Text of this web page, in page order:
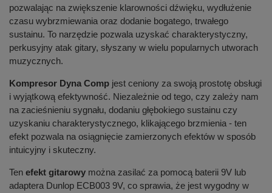
pozwalając na zwiększenie klarowności dźwięku, wydłużenie
czasu wybrzmiewania oraz dodanie bogatego, trwałego
sustainu. To narzędzie pozwala uzyskać charakterystyczny,
perkusyjny atak gitary, słyszany w wielu popularnych utworach
muzycznych.
Kompresor Dyna Comp jest ceniony za swoją prostotę obsługi
i wyjątkową efektywność. Niezależnie od tego, czy zależy nam
na zacieśnieniu sygnału, dodaniu głębokiego sustainu czy
uzyskaniu charakterystycznego, klikającego brzmienia - ten
efekt pozwala na osiągnięcie zamierzonych efektów w sposób
intuicyjny i skuteczny.
Ten efekt gitarowy można zasilać za pomocą baterii 9V lub
adaptera Dunlop ECB003 9V, co sprawia, że jest wygodny w